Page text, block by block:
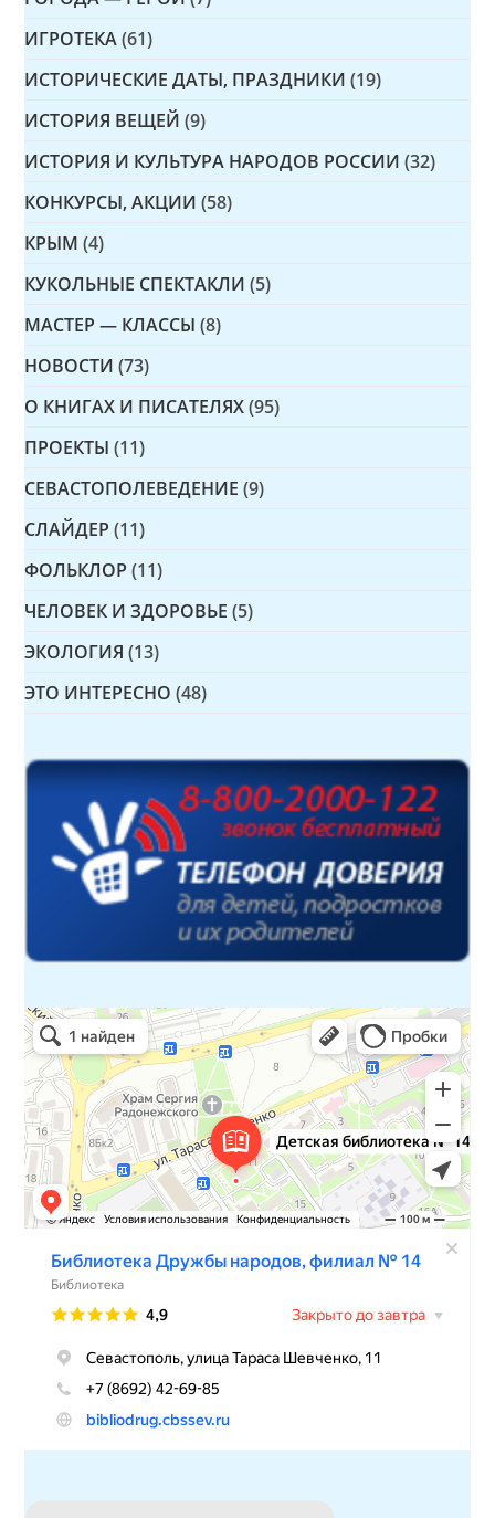
ИГРОТЕКА (61)
ИСТОРИЧЕСКИЕ ДАТЫ, ПРАЗДНИКИ (19)
ИСТОРИЯ ВЕЩЕЙ (9)
ИСТОРИЯ И КУЛЬТУРА НАРОДОВ РОССИИ (32)
КОНКУРСЫ, АКЦИИ (58)
КРЫМ (4)
КУКОЛЬНЫЕ СПЕКТАКЛИ (5)
МАСТЕР — КЛАССЫ (8)
НОВОСТИ (73)
О КНИГАХ И ПИСАТЕЛЯХ (95)
ПРОЕКТЫ (11)
СЕВАСТОПОЛЕВЕДЕНИЕ (9)
СЛАЙДЕР (11)
ФОЛЬКЛОР (11)
ЧЕЛОВЕК И ЗДОРОВЬЕ (5)
ЭКОЛОГИЯ (13)
ЭТО ИНТЕРЕСНО (48)
Детская библиотека № 14 Дружбы народов
Библиотека в Севастополе